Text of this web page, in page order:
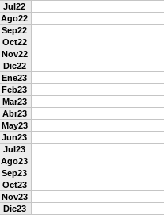
Jul22
Ago22
Sep22
Oct22
Nov22
Dic22
Ene23
Feb23
Mar23
Abr23
May23
Jun23
Jul23
Ago23
Sep23
Oct23
Nov23
Dic23